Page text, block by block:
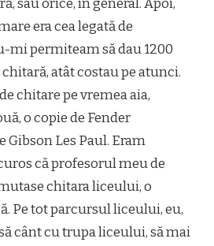
sau orice, în general. Apoi,
era cea legată de
mi permiteam să dau 1200
chitară, atât costau pe atunci.
chitare pe vremea aia,
o copie de Fender
Gibson Les Paul. Eram
că profesorul meu de
chitara liceului, o
Pe tot parcursul liceului, eu,
cânt cu trupa liceului, să mai